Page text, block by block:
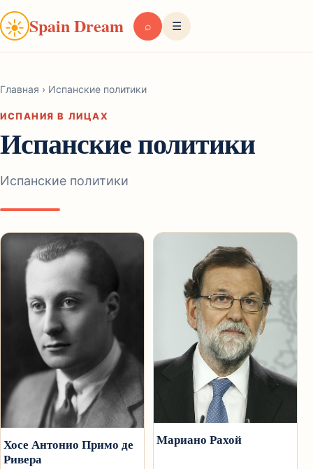
☀Spain Dream ⌕ ☰
Главная › Испанские политики
ИСПАНИЯ В ЛИЦАХ
Испанские политики
Испанские политики
Хосе Антонио Примо де
Ривера
Мариано Рахой